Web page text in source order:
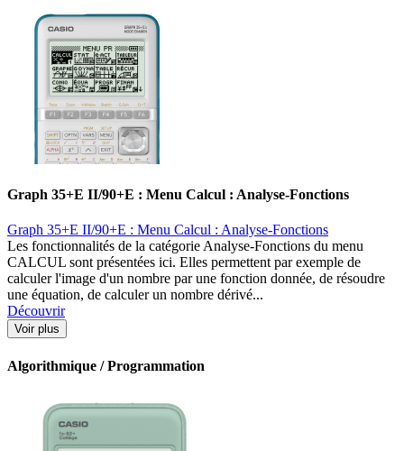
Graph 35+E II/90+E : Menu Calcul : Analyse-Fonctions
Graph 35+E II/90+E : Menu Calcul : Analyse-Fonctions
Les fonctionnalités de la catégorie Analyse-Fonctions du menu
CALCUL sont présentées ici. Elles permettent par exemple de
calculer l'image d'un nombre par une fonction donnée, de résoudre
une équation, de calculer un nombre dérivé...
Découvrir
Voir plus
Algorithmique / Programmation